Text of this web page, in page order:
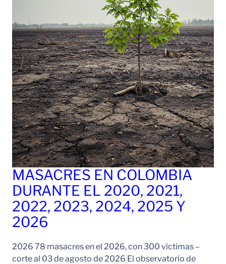
MASACRES EN COLOMBIA
DURANTE EL 2020, 2021,
2022, 2023, 2024, 2025 Y
2026
2026 78 masacres en el 2026, con 300 víctimas –
corte al 03 de agosto de 2026 El observatorio de